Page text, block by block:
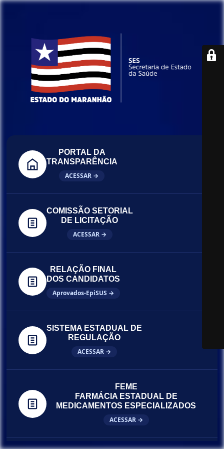
PORTAL DA
TRANSPARÊNCIA
ACESSAR →
COMISSÃO SETORIAL
DE LICITAÇÃO
ACESSAR →
RELAÇÃO FINAL
DOS CANDIDATOS
Aprovados-EpiSUS →
SISTEMA ESTADUAL DE
REGULAÇÃO
ACESSAR →
FEME
FARMÁCIA ESTADUAL DE
MEDICAMENTOS ESPECIALIZADOS
ACESSAR →